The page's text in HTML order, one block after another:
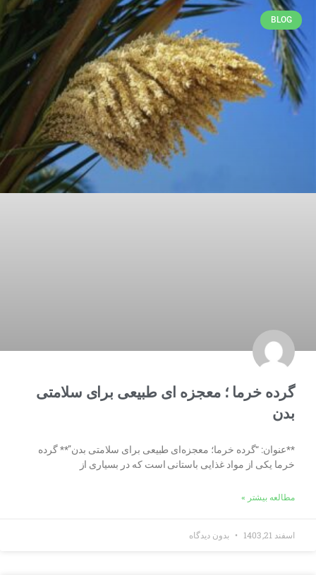
BLOG
گرده خرما ؛ معجزه ای طبیعی برای سلامتی
بدن
**عنوان: “گرده خرما؛ معجزه‌ای طبیعی برای سلامتی بدن”** گرده
خرما یکی از مواد غذایی باستانی است که در بسیاری از
مطالعه بیشتر »
اسفند 21, 1403 بدون دیدگاه